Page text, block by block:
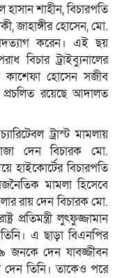
শাহীন, বিচারপতি
জাহাঙ্গীর হোসেন, মো.
করেন। এই ছয়
বিচার ট্রাইব্যুনালের
কাশেফা হোসেন সজীব
রয়েছে আদালত
ট্রাস্ট মামলায়
দেন বিচারক মো.
হাইকোর্টের বিচারপতি
মামলা হিসেবে
রায় দেন বিচারক মো.
প্রতিমন্ত্রী লুৎফুজ্জামান
এ ছাড়া বিএনপির
জনকে দেন যাবজ্জীবন
দেন তিনি। তাকেও পরে